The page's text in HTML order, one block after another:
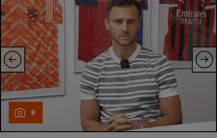
Stranieri
Clasamente
Tenis
Handbal
Natație
Formula 1
8